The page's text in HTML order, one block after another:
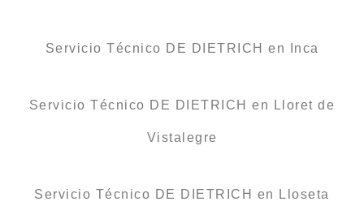
Servicio Técnico DE DIETRICH en Inca
Servicio Técnico DE DIETRICH en Lloret de
Vistalegre
Servicio Técnico DE DIETRICH en Lloseta